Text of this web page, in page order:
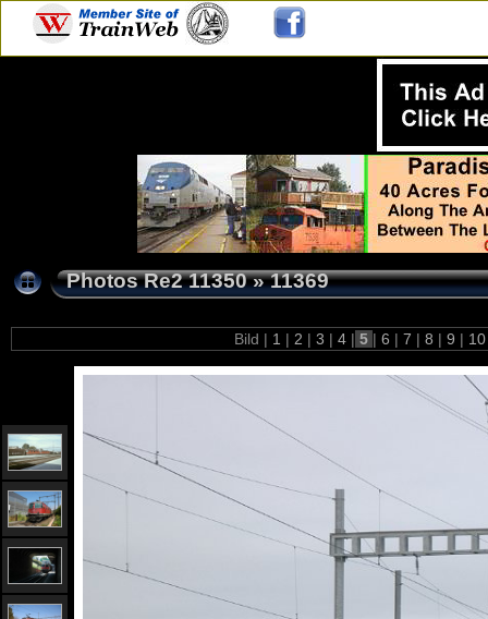
Photos Re2 11350»11369
Bild | 1 | 2 | 3 | 4 | 5 | 6 | 7 | 8 | 9 |